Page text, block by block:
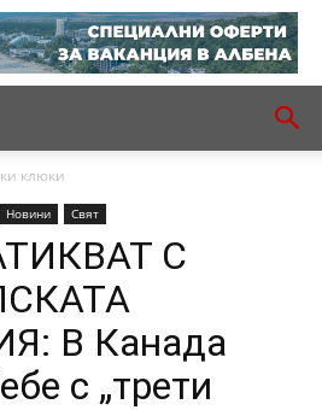
клюки
Новини Свят
С
В Канада
с „трети